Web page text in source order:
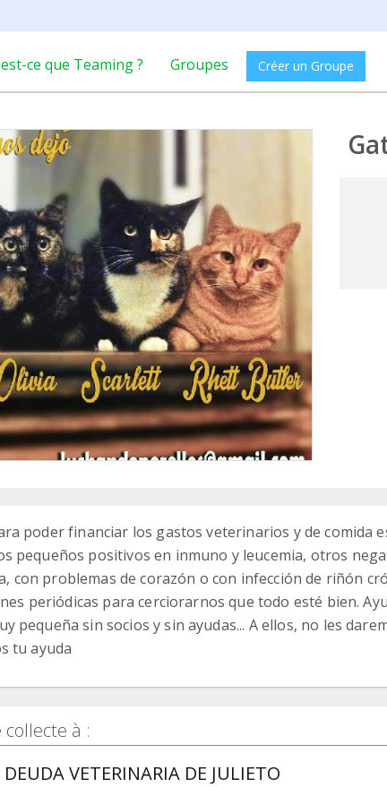
ce que Teaming ? Groupes Créer un Groupe
poder financiar los gastos veterinarios y de comida
pequeños positivos en inmuno y leucemia, otros
con problemas de corazón o con infección de riñón
periódicas para cerciorarnos que todo esté bien.
pequeña sin socios y sin ayudas... A ellos, no les
tu ayuda
à :
VETERINARIA DE JULIETO